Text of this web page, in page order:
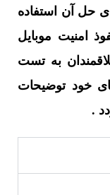
حل آن استفاده
امنیت موبایل
به تست
خود توضیحات
.